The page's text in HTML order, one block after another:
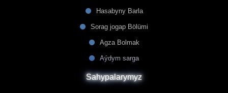
Hasabyny Barla
Sorag jogap Bölümi
Agza Bolmak
Aýdym sarga
Sahypalarymyz